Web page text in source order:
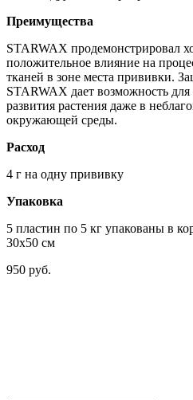
Преимущества
STARWAX продемонстрировал
положительное влияние на
тканей в зоне места прививки.
STARWAX дает возможность
развития растения даже в
окружающей среды.
Расход
4 г на одну прививку
Упаковка
5 пластин по 5 кг упакованы в
30x50 см
950 руб.